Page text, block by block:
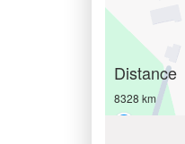
Distance
8328 km